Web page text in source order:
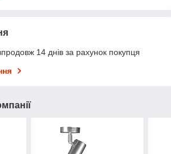
14 днів за рахунок покупця